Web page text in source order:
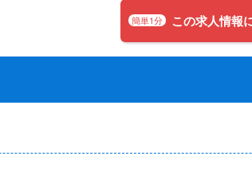
簡単1分 この求人情報